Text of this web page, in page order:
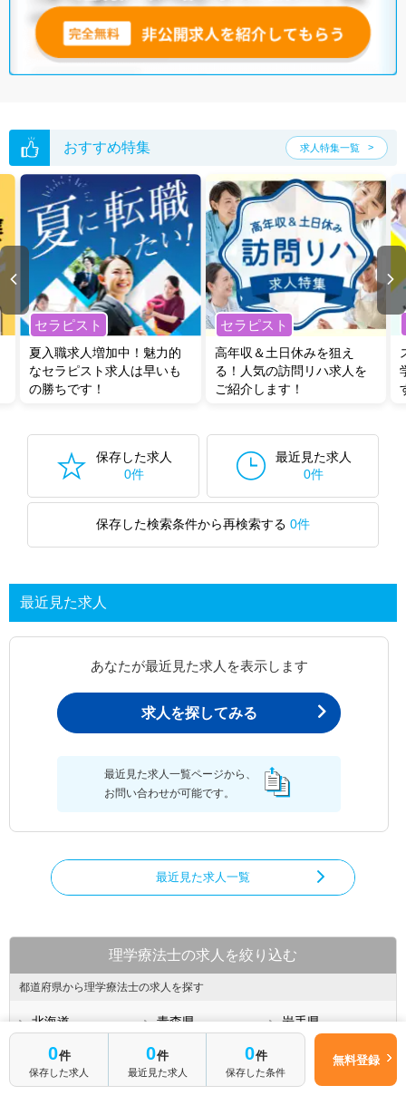
おすすめ特集 求人特集一覧
セラピスト
夏入職求人増加中！魅力的
なセラピスト求人は早いも
の勝ちです！
セラピスト
高年収＆土日休みを狙え
る！人気の訪問リハ求人を
ご紹介します！
保存した求人
0件
最近見た求人
0件
保存した検索条件から再検索する 0件
最近見た求人
あなたが最近見た求人を表示します
求人を探してみる
最近見た求人一覧ページから、
お問い合わせが可能です。
最近見た求人一覧
0件
保存した求人
0件
最近見た求人
0件
保存した条件
無料登録
理学療法士の求人を絞り込む
都道府県から理学療法士の求人を探す
北海道 青森県
岩手県
宮城県
福島県
茨城県
栃木県